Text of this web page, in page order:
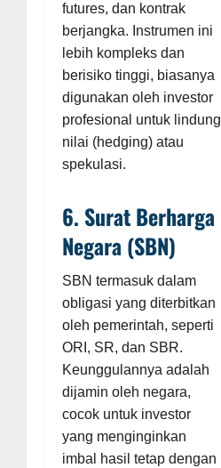
futures, dan kontrak
berjangka. Instrumen ini
lebih kompleks dan
berisiko tinggi, biasanya
digunakan oleh investor
profesional untuk lindung
nilai (hedging) atau
spekulasi.
6. Surat Berharga
Negara (SBN)
SBN termasuk dalam
obligasi yang diterbitkan
oleh pemerintah, seperti
ORI, SR, dan SBR.
Keunggulannya adalah
dijamin oleh negara,
cocok untuk investor
yang menginginkan
imbal hasil tetap dengan